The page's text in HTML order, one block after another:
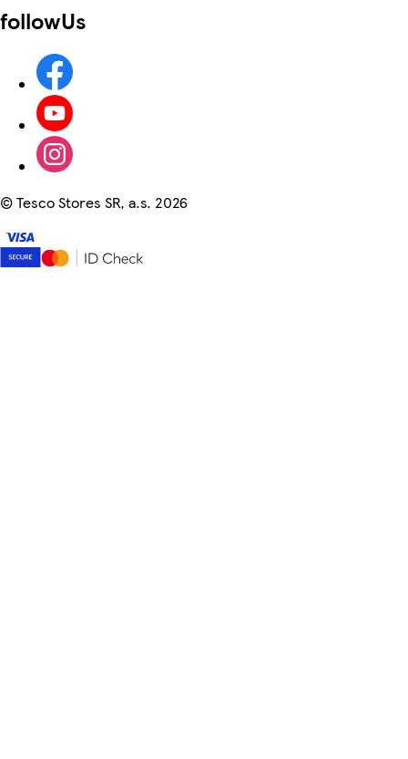
followUs
©Tesco Stores SR, a.s. 2026